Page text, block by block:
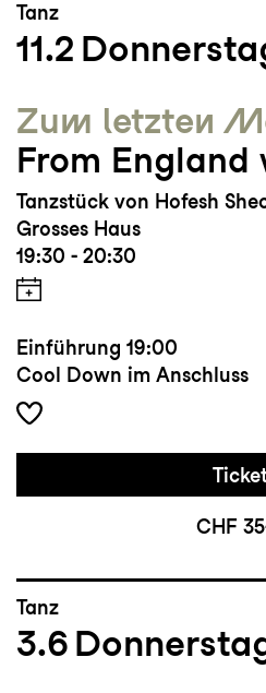
Tanz
11.2
Zum letzten
From England
Tanzstück von Hofesh
Grosses Haus
19:30 - 20:30
Einführung 19:00
Cool Down im Anschluss
CHF
Tanz
3.6